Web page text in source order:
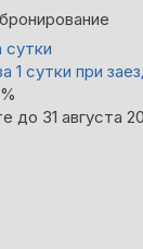
сутки
1 сутки при
до 31 августа